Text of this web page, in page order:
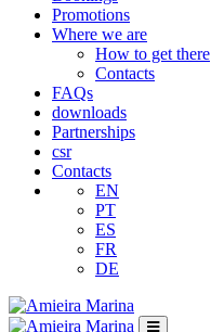
Promotions
Where we are
How to get there
Contacts
FAQs
downloads
Partnerships
csr
Contacts
EN
PT
ES
FR
DE